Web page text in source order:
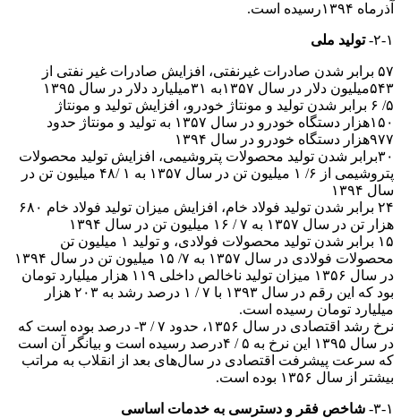
آذرماه ۱۳۹۴رسیده است.
۲-۱- تولید ملی
۵۷ برابر شدن صادرات غیرنفتی، افزایش صادرات غیر نفتی از
۵۴۳میلیون دلار در سال ۱۳۵۷به ۳۱میلیارد دلار در سال ۱۳۹۵
۵/ ۶ برابر شدن تولید و مونتاژ خودرو، افزایش تولید و مونتاژ
۱۵۰هزار دستگاه خودرو در سال ۱۳۵۷ به تولید و مونتاژ حدود
۹۷۷هزار دستگاه خودرو در سال ۱۳۹۴
۳۰برابر شدن تولید محصولات پتروشیمی، افزایش تولید محصولات
پتروشیمی از ۶/ ۱ میلیون تن در سال ۱۳۵۷ به ۱ /۴۸ میلیون تن در
سال ۱۳۹۴
۲۴ برابر شدن تولید فولاد خام، افزایش میزان تولید فولاد خام ۶۸۰
هزار تن در سال ۱۳۵۷ به ۷ / ۱۶ میلیون تن در سال ۱۳۹۴
۱۵ برابر شدن تولید محصولات فولادی، و تولید ۱ میلیون تن
محصولات فولادی در سال ۱۳۵۷ به ۷/ ۱۵ میلیون تن در سال ۱۳۹۴
در سال ۱۳۵۶ میزان تولید ناخالص داخلی ۱۱۹ هزار میلیارد تومان
بود که این رقم در سال ۱۳۹۳ با ۷ / ۱ درصد رشد به ۲۰۳ هزار
میلیارد تومان رسیده است.
نرخ رشد اقتصادی در سال ۱۳۵۶، حدود ۷ / ۳- درصد بوده است که
در سال ۱۳۹۵ این نرخ به ۵ / ۴درصد رسیده است و بیانگر آن است
که سرعت پیشرفت اقتصادی در سال‌های بعد از انقلاب به مراتب
بیشتر از سال ۱۳۵۶ بوده است.
۳-۱- شاخص فقر و دسترسی به خدمات اساسی